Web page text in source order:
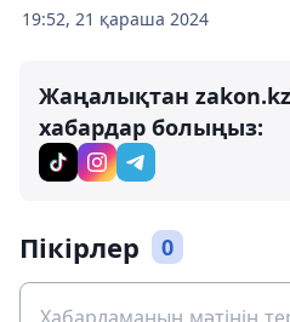
19:52, 21 қараша 2024
Жаңалықтан
хабардар болыңыз:
Пікірлер 0